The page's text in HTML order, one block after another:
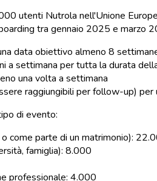
utenti Nutrola nell'Unione
tra gennaio 2025 e marzo
data obiettivo almeno 8
a settimana per tutta la durata
una volta a settimana
raggiungibili per follow-up)
di evento:
come parte di un matrimonio):
famiglia): 8.000
professionale: 4.000